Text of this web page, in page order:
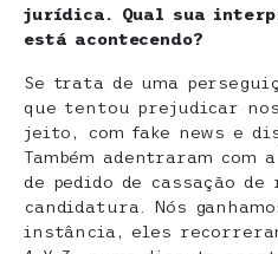
jurídica. Qual sua
está acontecendo?
Se trata de uma
que tentou prejudicar
jeito, com fake news e
Também adentraram com
de pedido de cassação
candidatura. Nós
instância, eles